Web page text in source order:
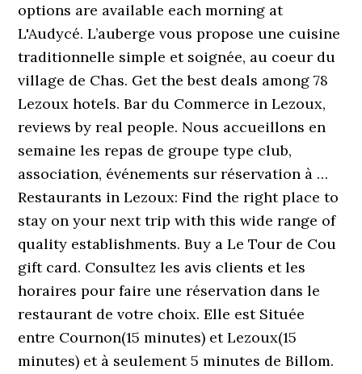
options are available each morning at
L'Audycé. L’auberge vous propose une cuisine
traditionnelle simple et soignée, au coeur du
village de Chas. Get the best deals among 78
Lezoux hotels. Bar du Commerce in Lezoux,
reviews by real people. Nous accueillons en
semaine les repas de groupe type club,
association, événements sur réservation à …
Restaurants in Lezoux: Find the right place to
stay on your next trip with this wide range of
quality establishments. Buy a Le Tour de Cou
gift card. Consultez les avis clients et les
horaires pour faire une réservation dans le
restaurant de votre choix. Elle est Située
entre Cournon(15 minutes) et Lezoux(15
minutes) et à seulement 5 minutes de Billom.